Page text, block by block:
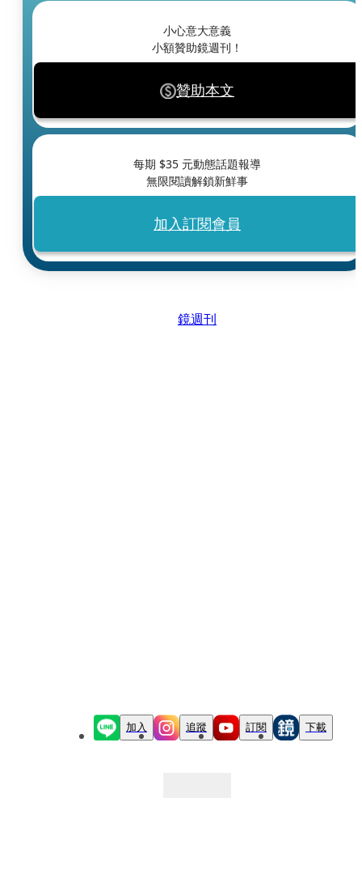
小心意大意義
小額贊助鏡週刊！
贊助本文
每期 $35 元動態話題報導
無限閱讀解鎖新鮮事
加入訂閱會員
鏡週刊
加入 追蹤 訂閱 下載